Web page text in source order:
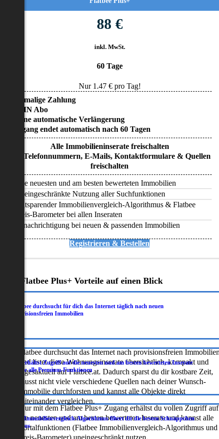
88 €
inkl. MwSt.
60 Tage
Nur 1.47€ pro Tag!
• Einmalige Zahlung
• KEIN Abo
• Keine automatische Verlängerung
• Zugang endet automatisch nach 60 Tagen
Alle Immobilieninserate freischalten
Alle Telefonnummern, E-Mails, Kontaktformulare & Quellen
freischalten
Alle neuesten und am besten bewerteten Immobilien
Uneingeschränkte Nutzung aller Suchfunktionen
Zeitsparender Immobilienvergleich-Algorithmus & Flatbee
Preis-Barometer bei allen Inseraten
Benachrichtigung bei neuen & passenden Immobilien
Registrieren & Bestellen
Flatbee Plus+ Vorteile auf einen Blick
Flatbee durchsucht für dich das Internet täglich nach neuen
provisionsfreien Immobilien
Flatbee durchsucht das Internet nach provisionsfreien
und listet diese Wohnungsinserate übersichtlich, kompakt und
tagesaktuell auf Flatbee.at. Dadurch sparst du dir kostbare Zeit,
musst nicht viele verschiedene Quellen nach deiner Wunsch-
Immobilie durchforsten und kannst alle Objekte direkt
miteinander vergleichen.
Du erhältst Zugriff auf die neuesten und am besten bewerteten Inserate
sowie alle Premium-Funktionen
Nur mit dem Flatbee Plus+ Zugang erhältst du vollen Zugriff auf
die neuesten und am besten bewerteten Inserate und kannst alle
Portalfunktionen (Flatbee Immobilienvergleich-Algorithmus und
Der Immobilienvergleich-Algorithmus filtert dir die besten Schnäppchen
heraus